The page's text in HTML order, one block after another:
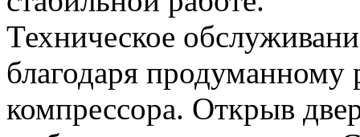
Техническое
благодаря
компрессора. Открыв